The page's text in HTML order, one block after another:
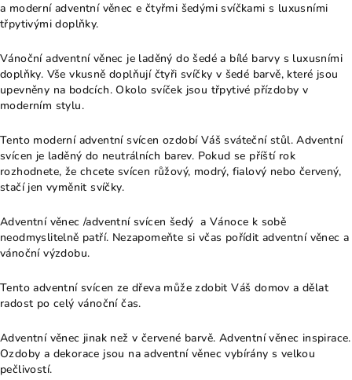
a moderní adventní věnec e čtyřmi šedými svíčkami s luxusními
třpytivými doplňky.
Vánoční adventní věnec je laděný do šedé a bílé barvy s luxusními
doplňky. Vše vkusně doplňují čtyři svíčky v šedé barvě, které jsou
upevněny na bodcích. Okolo svíček jsou třpytivé přízdoby v
moderním stylu.
Tento moderní adventní svícen ozdobí Váš sváteční stůl. Adventní
svícen je laděný do neutrálních barev. Pokud se příští rok
rozhodnete, že chcete svícen růžový, modrý, fialový nebo červený,
stačí jen vyměnit svíčky.
Adventní věnec /adventní svícen šedý a Vánoce k sobě
neodmyslitelně patří. Nezapomeňte si včas pořídit adventní věnec a
vánoční výzdobu.
Tento adventní svícen ze dřeva může zdobit Váš domov a dělat
radost po celý vánoční čas.
Adventní věnec jinak než v červené barvě. Adventní věnec inspirace.
Ozdoby a dekorace jsou na adventní věnec vybírány s velkou
pečlivostí.